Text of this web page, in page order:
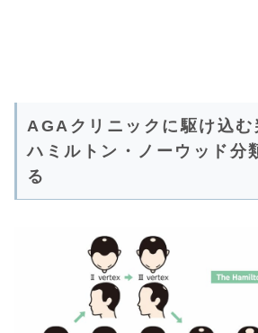
AGAクリニックに駆け込
ハミルトン・ノーウッド分
る